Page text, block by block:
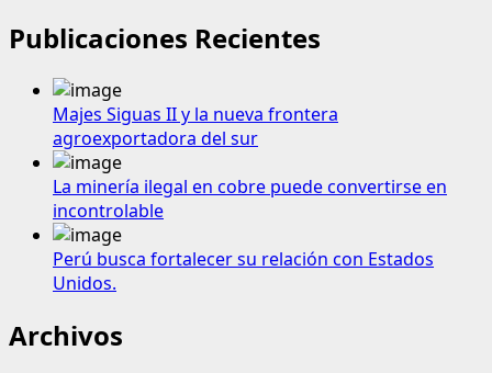
Publicaciones Recientes
Majes Siguas II y la nueva frontera
agroexportadora del sur
La minería ilegal en cobre puede convertirse en
incontrolable
Perú busca fortalecer su relación con Estados
Unidos.
Archivos